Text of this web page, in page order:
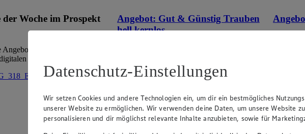
der Woche im Prospekt
der Woche deines
Blätterkatalog an.
im BrowserAnsehen
Angebot: Gut & Günstig Trauben
hell kernlos
aus Spanien oder Italien, Klasse I, 500 g, (1
versch.
Datenschutz-Einstellungen
Wir setzen Cookies und andere Technologien ein, um dir ein bestmögliches
unserer Website zu ermöglichen. Wir verwenden deine Daten, um unsere Website zu
personalisieren und dir möglichst relevante Inhalte anzubieten, sowie für